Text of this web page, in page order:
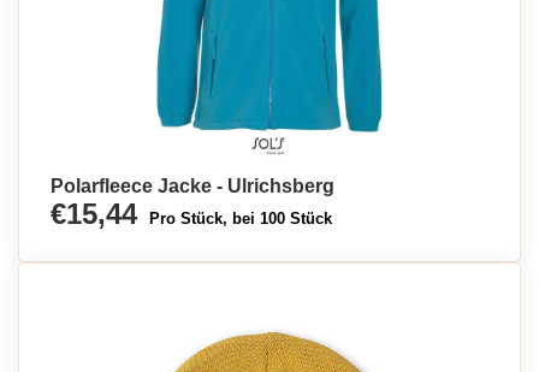
Polarfleece Jacke - Ulrichsberg
€15,44 Pro Stück, bei 100 Stück